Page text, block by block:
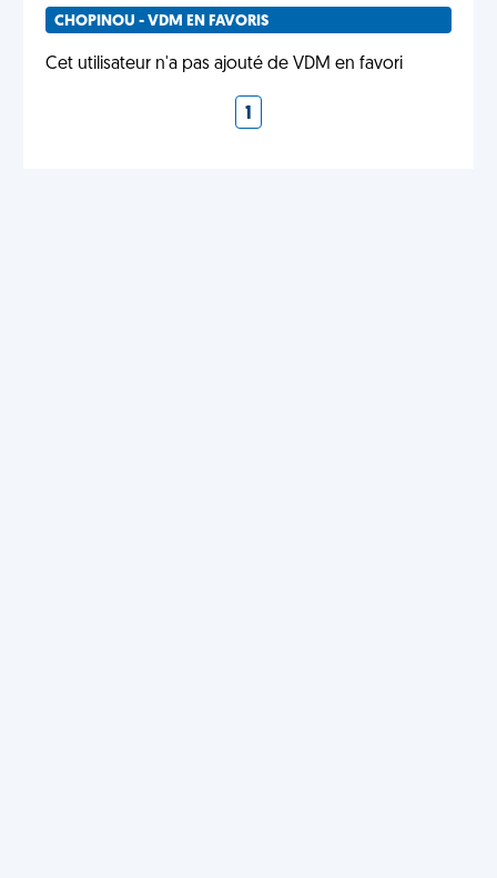
CHOPINOU - VDM EN FAVORIS
Cet utilisateur n'a pas ajouté de VDM en favori
1